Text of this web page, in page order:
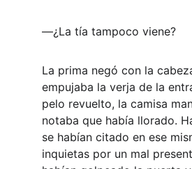
―¿La tía tampoco viene?
La prima negó con la
empujaba la verja de la
pelo revuelto, la camisa
notaba que había llorado.
se habían citado en ese
inquietas por un mal